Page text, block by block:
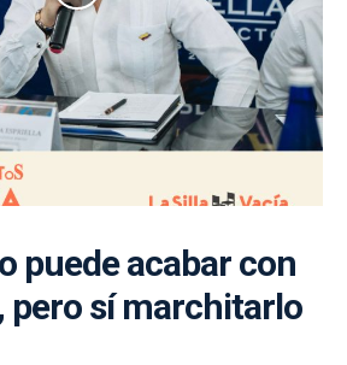
puede acabar con
pero sí marchitarlo